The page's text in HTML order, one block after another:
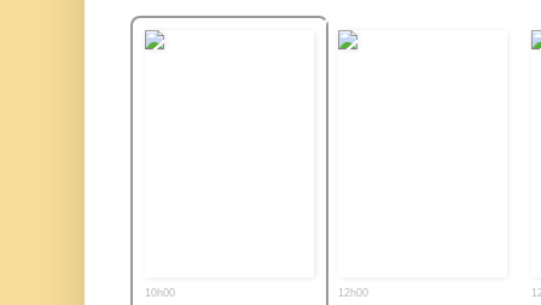
10h00 12h00